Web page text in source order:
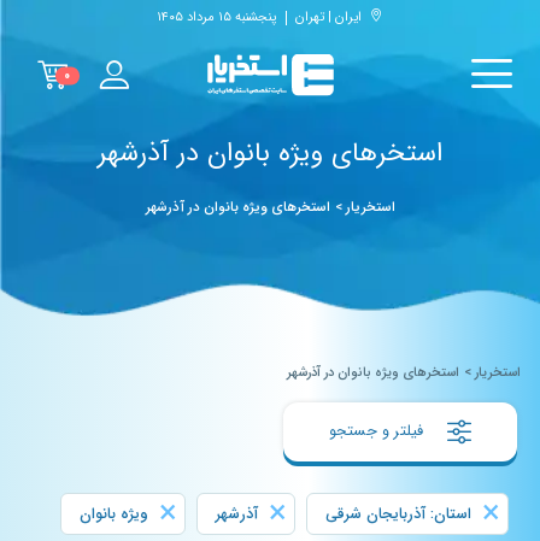
ایران | تهران پنجشنبه ۱۵ مرداد ۱۴۰۵
۰
استخرهای ویژه بانوان در آذرشهر
استخریار> استخرهای ویژه بانوان در آذرشهر
استخریار> استخرهای ویژه بانوان در آذرشهر
× استان: آذربایجان شرقی × آذرشهر × ویژه بانوان